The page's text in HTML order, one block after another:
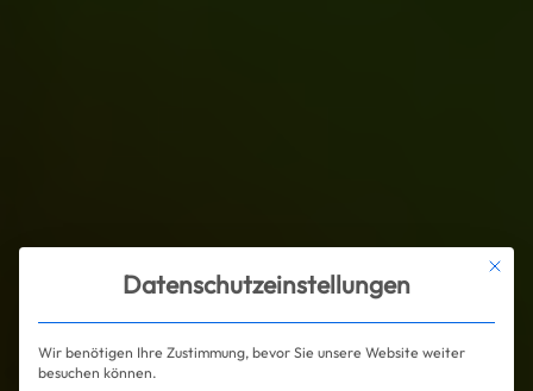
Mit
Datenschutzeinstellungen
Wir benötigen Ihre Zustimmung, bevor Sie unsere Website weiter
besuchen können.